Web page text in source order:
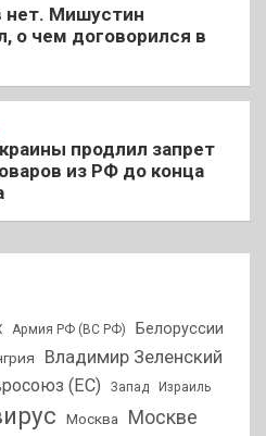
нет. Мишустин
о чем договорился в
продлил запрет
из РФ до конца
Армия РФ (ВС РФ) Белоруссии
Владимир Зеленский
(ЕС) Запад Израиль
Москва Москве